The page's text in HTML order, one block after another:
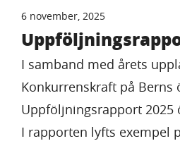
6 november, 2025
I samband med årets
Konkurrenskraft på Berns
Uppföljningsrapport 2025
I rapporten lyfts exempel